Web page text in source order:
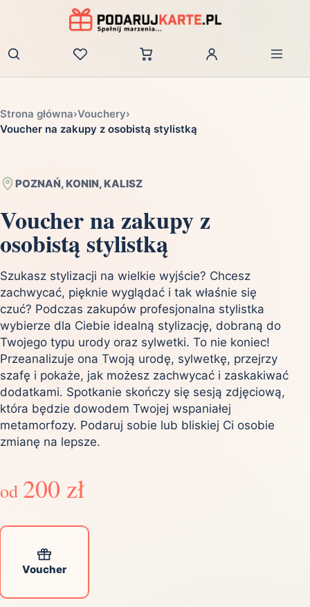
Zaloguj
Strona główna›Vouchery›
Voucher na zakupy z osobistą stylistką
POZNAŃ, KONIN, KALISZ
Voucher na zakupy z
osobistą stylistką
Szukasz stylizacji na wielkie wyjście? Chcesz
zachwycać, pięknie wyglądać i tak właśnie się
czuć? Podczas zakupów profesjonalna stylistka
wybierze dla Ciebie idealną stylizację, dobraną do
Twojego typu urody oraz sylwetki. To nie koniec!
Przeanalizuje ona Twoją urodę, sylwetkę, przejrzy
szafę i pokaże, jak możesz zachwycać i zaskakiwać
dodatkami. Spotkanie skończy się sesją zdjęciową,
która będzie dowodem Twojej wspaniałej
metamorfozy. Podaruj sobie lub bliskiej Ci osobie
zmianę na lepsze.
od 200 zł
Voucher